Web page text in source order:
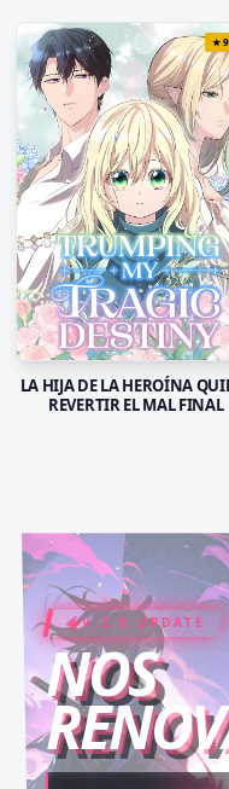
★
LA HIJA DE LA HEROÍNA
REVERTIR EL MAL FINAL
V 2.0 UPDATE
NOS
COIN RUSH
ELITE PASS